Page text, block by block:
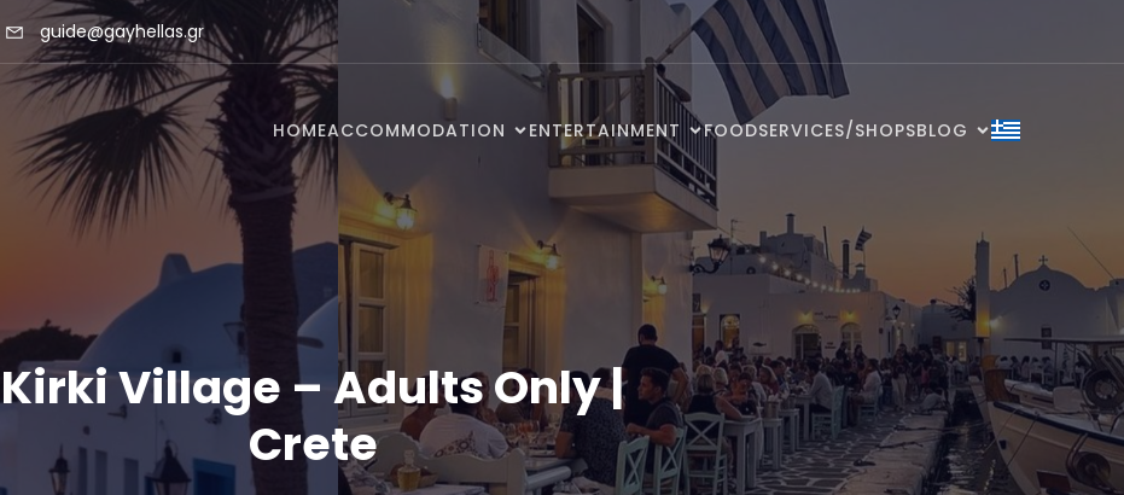
guide@gayhellas.gr
HOMEACCOMMODATION ENTERTAINMENT FOODSERVICES/SHOPSBLOG
Kirki Village – Adults Only |
Crete